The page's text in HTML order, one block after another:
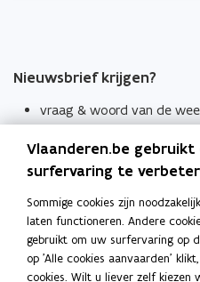
Nieuwsbrief krijgen?
vraag & woord van de
Schrijf je in
Thema's
Taaladviezen
Spellingregels
Vlaanderen.be
surfervaring te
Sommige cookies zijn
laten functioneren. Andere
gebruikt om uw surfervaring op
op 'Alle cookies aanvaarden'
cookies. Wilt u liever zelf kiezen